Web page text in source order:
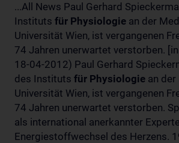
...All News Paul Gerhard
Instituts für Physiologie an der
Universität Wien, ist vergangenen
74 Jahren unerwartet verstorben.
18-04-2012) Paul Gerhard
des Instituts für Physiologie an
Universität Wien, ist vergangenen
74 Jahren unerwartet verstorben.
als international anerkannter Experte
Energiestoffwechsel des Herzens.